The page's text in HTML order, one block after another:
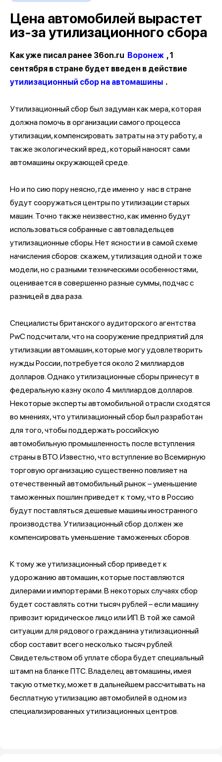
Цена автомобилей вырастет
из-за утилизационного сбора
Как уже писал ранее 36on.ru Воронеж , 1
сентября в стране будет введен в действие
утилизационный сбор на автомашины .
Утилизационный сбор был задуман как мера, которая
должна помочь в организации самого процесса
утилизации, компенсировать затраты на эту работу, а
также экологический вред, который наносят сами
автомашины окружающей среде.
Но и по сию пору неясно, где именно у нас в стране
будут сооружаться центры по утилизации старых
машин. Точно также неизвестно, как именно будут
использоваться собранные с автовладельцев
утилизационные сборы. Нет ясности и в самой схеме
начисления сборов: скажем, утилизация одной и тоже
модели, но с разными техническими особенностями,
оценивается в совершенно разные суммы, подчас с
разницей в два раза.
Специалисты британского аудиторского агентства
PwC подсчитали, что на сооружение предприятий для
утилизации автомашин, которые могу удовлетворить
нужды России, потребуется около 2 миллиардов
долларов. Однако утилизационные сборы принесут в
федеральную казну около 4 миллиардов долларов.
Некоторые эксперты автомобильной отрасли сходятся
во мнениях, что утилизационный сбор был разработан
для того, чтобы поддержать российскую
автомобильную промышленность после вступления
страны в ВТО. Известно, что вступление во Всемирную
торговую организацию существенно повлияет на
отечественный автомобильный рынок – уменьшение
таможенных пошлин приведет к тому, что в Россию
будут поставляться дешевые машины иностранного
производства. Утилизационный сбор должен же
компенсировать уменьшение таможенных сборов.
К тому же утилизационный сбор приведет к
удорожанию автомашин, которые поставляются
дилерами и импортерами. В некоторых случаях сбор
будет составлять сотни тысяч рублей – если машину
привозит юридическое лицо или ИП. В той же самой
ситуации для рядового гражданина утилизационный
сбор составит всего несколько тысяч рублей.
Свидетельством об уплате сбора будет специальный
штамп на бланке ПТС. Владелец автомашины, имея
такую отметку, может в дальнейшем рассчитывать на
бесплатную утилизацию автомобилей в одном из
специализированных утилизационных центров.